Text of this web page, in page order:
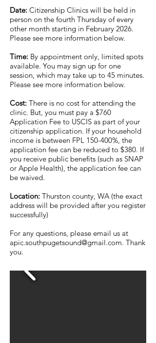
Date: Citizenship Clinics will be held in
person on the fourth Thursday of every
other month starting in February 2026.
Please see more information below.
Time: By appointment only, limited spots
available. You may sign up for one
session, which may take up to 45 minutes.
Please see more information below.
Cost: There is no cost for attending the
clinic. But, you must pay a $760
Application Fee to USCIS as part of your
citizenship application. If your household
income is between FPL 150-400%, the
application fee can be reduced to $380. If
you receive public benefits (such as SNAP
or Apple Health), the application fee can
be waived.
Location: Thurston county, WA (the exact
address will be provided after you register
successfully)
For any questions, please email us at
apic.southpugetsound@gmail.com. Thank
you.